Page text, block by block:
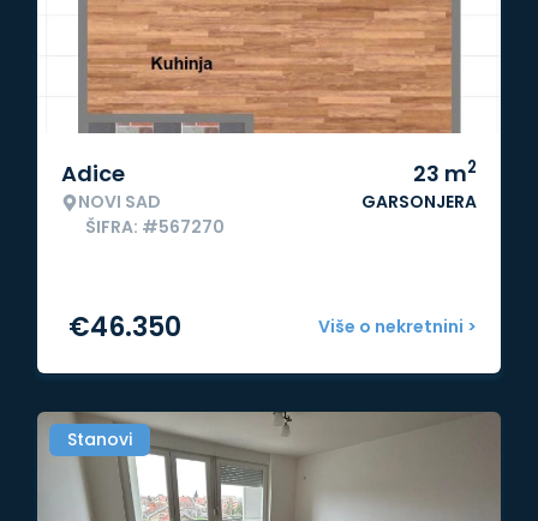
Adice
NOVI SAD
ŠIFRA: #567270
23 m2
GARSONJERA
Više o nekretnini >
€46.350
Stanovi